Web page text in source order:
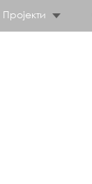
Пројекти